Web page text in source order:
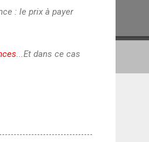
: le prix à payer
...Et dans ce cas